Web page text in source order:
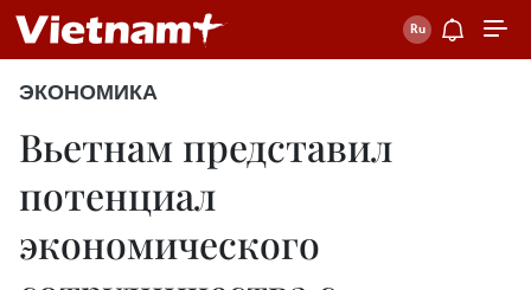
ЭКОНОМИКА
Вьетнам представил
потенциал
экономического